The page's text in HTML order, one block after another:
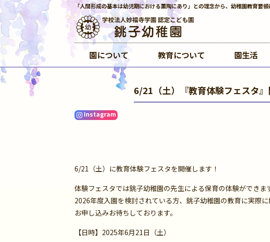
「人間形成の基本は幼児期における薫陶にあり」との理念から、幼稚園教育要
園について 教育について 園生活
6/21（土）『教育体験フェスタ』
Instagram
6/21（土）に教育体験フェスタを開催します！
体験フェスタでは銚子幼稚園の先生による保育の体験ができま
2026年度入園を検討されている方、銚子幼稚園の教育に実際に
お申し込みお待ちしております。
【日時】2025年6月21日（土）